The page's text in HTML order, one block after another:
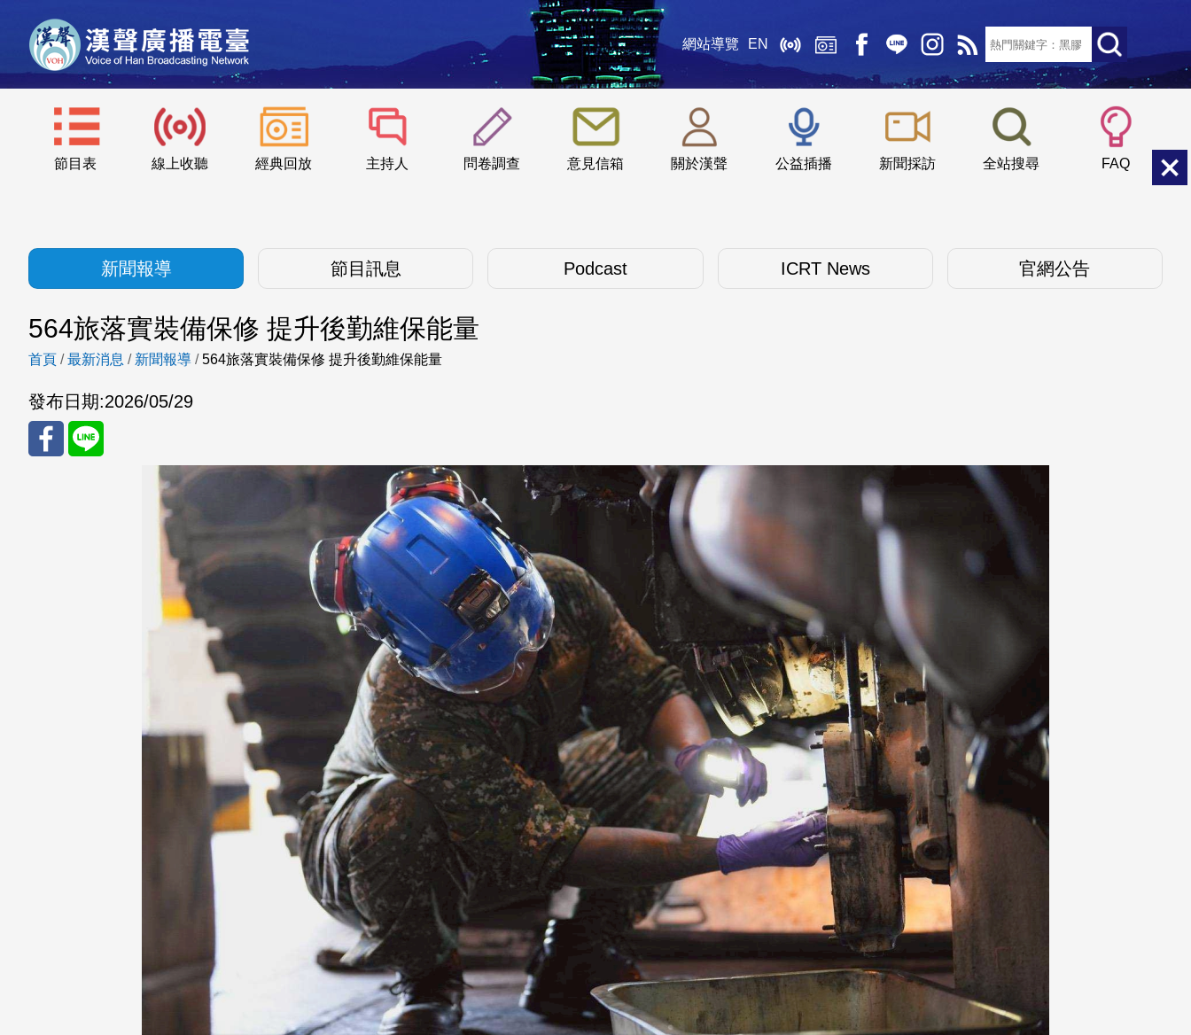
網站導覽 EN
節目表 線上收聽 經典回放 主持人 問卷調查 意見信箱 關於漢聲 公益插播 新聞採訪 全站搜尋 FAQ
::: 小 中
新聞報導 節目訊息 Podcast ICRT News 官網公告
564旅落實裝備保修 提升後勤維保能量
首頁 /最新消息 / 新聞報導 /564旅落實裝備保修 提升後勤維保能量
發布日期:2026/05/29